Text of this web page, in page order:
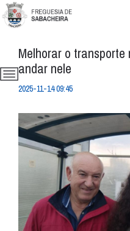
Melhorar o
andar nele
2025-11-14 09:45